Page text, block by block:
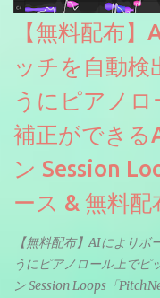
【無料配布
ッチを自動検
うにピアノ
補正ができる
ン Session
ース & 無料配
【無料配布】AIにより
うにピアノロール上でピ
ン Session Loops「